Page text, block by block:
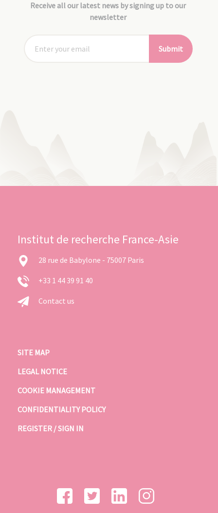
Receive all our latest news by signing up to our
newsletter
Submit
Institut de recherche France-Asie
28 rue de Babylone - 75007 Paris
+33 1 44 39 91 40
Contact us
SITE MAP
LEGAL NOTICE
COOKIE MANAGEMENT
CONFIDENTIALITY POLICY
REGISTER / SIGN IN